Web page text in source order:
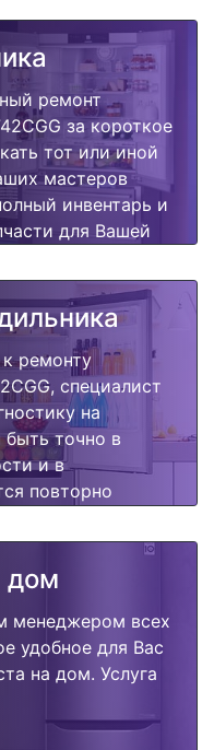
ремонт
за короткое
тот или иной
мастеров
инвентарь и
для Вашей
ремонту
специалист
на
быть точно в
и в
повторно
дом
менеджером всех
удобное для Вас
на дом. Услуга